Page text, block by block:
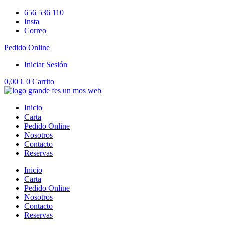
contenido
656 536 110
Insta
Correo
Pedido Online
Iniciar Sesión
0,00 € 0 Carrito
Inicio
Carta
Pedido Online
Nosotros
Contacto
Reservas
Inicio
Carta
Pedido Online
Nosotros
Contacto
Reservas